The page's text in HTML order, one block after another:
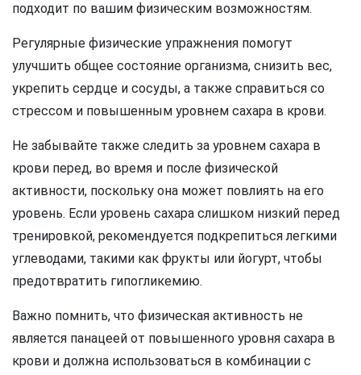
подходит по вашим физическим возможностям.
Регулярные физические упражнения помогут
улучшить общее состояние организма, снизить вес,
укрепить сердце и сосуды, а также справиться со
стрессом и повышенным уровнем сахара в крови.
Не забывайте также следить за уровнем сахара в
крови перед, во время и после физической
активности, поскольку она может повлиять на его
уровень. Если уровень сахара слишком низкий перед
тренировкой, рекомендуется подкрепиться легкими
углеводами, такими как фрукты или йогурт, чтобы
предотвратить гипогликемию.
Важно помнить, что физическая активность не
является панацеей от повышенного уровня сахара в
крови и должна использоваться в комбинации с